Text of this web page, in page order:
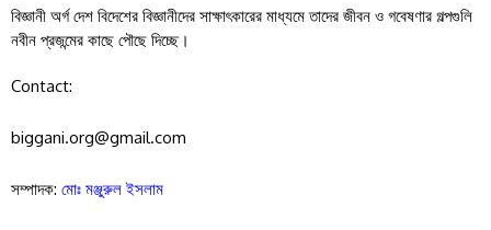
বিজ্ঞানী অর্গ দেশ বিদেশের বিজ্ঞানীদের সাক্ষাৎকারের মাধ্যমে তাদের জীবন ও গবেষণার গল্পগুলি
নবীন প্রজন্মের কাছে পৌছে দিচ্ছে।
Contact:
biggani.org@gmail.com
সম্পাদক: মোঃ মঞ্জুরুল ইসলাম